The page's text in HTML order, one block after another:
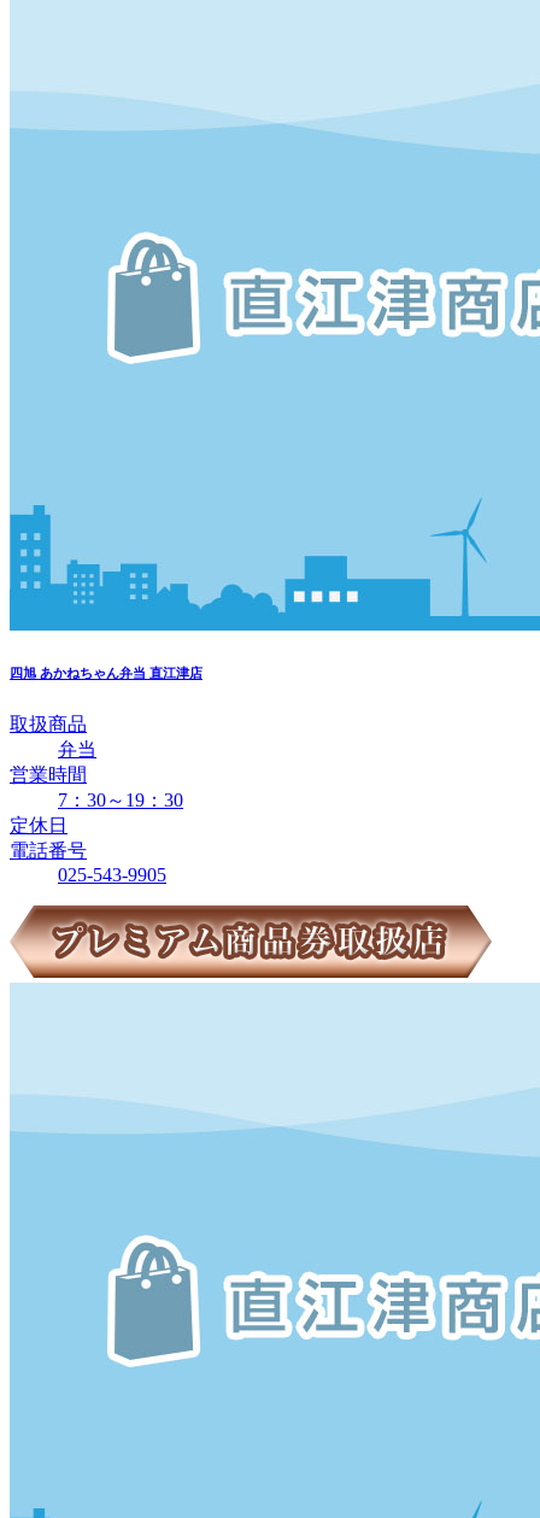
四旭 あかねちゃん弁当 直江津店
取扱商品
弁当
営業時間
7：30～19：30
定休日
電話番号
025-543-9905